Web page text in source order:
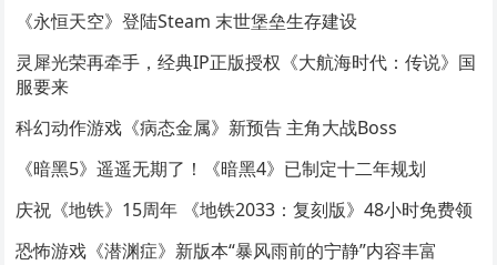
《永恒天空》登陆Steam 末世堡垒生存建设
灵犀光荣再牵手，经典IP正版授权《大航海时代：传说》国
服要来
科幻动作游戏《病态金属》新预告 主角大战Boss
《暗黑5》遥遥无期了！《暗黑4》已制定十二年规划
庆祝《地铁》15周年 《地铁2033：复刻版》48小时免费领
恐怖游戏《潜渊症》新版本“暴风雨前的宁静”内容丰富